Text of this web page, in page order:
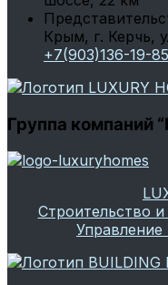
Крым, г. Керчь,
+7(903)136-19-85
Группа компаний
Строительство